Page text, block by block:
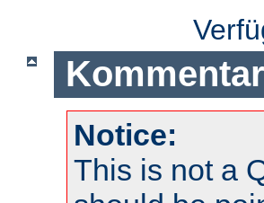
Notice:
This is not a